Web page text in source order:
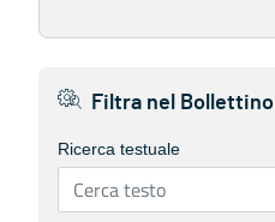
Filtra nel Bollettino
Ricerca testuale